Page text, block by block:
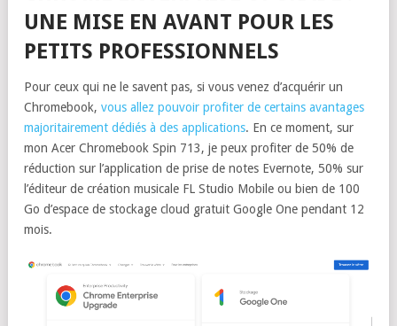
UNE MISE EN AVANT POUR LES
PETITS PROFESSIONNELS
Pour ceux qui ne le savent pas, si vous venez d’acquérir un
Chromebook, vous allez pouvoir profiter de certains avantages
majoritairement dédiés à des applications. En ce moment, sur
mon Acer Chromebook Spin 713, je peux profiter de 50% de
réduction sur l’application de prise de notes Evernote, 50% sur
l’éditeur de création musicale FL Studio Mobile ou bien de 100
Go d’espace de stockage cloud gratuit Google One pendant 12
mois.